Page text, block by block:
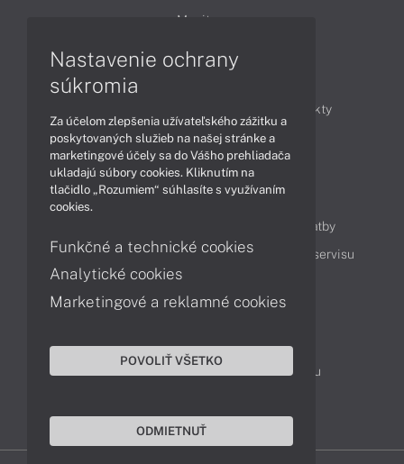
Monitory
Produkty
Technológie
Videá
Obsah
Možnosti doručenia a platby
Podpora a servis
Servisné služby Cenník servisu
Kontakty
043 4224 771
Obchodné oddelenie
Reklamácia tovaru
Nastavenie ochrany
súkromia
Za účelom zlepšenia užívateľského zážitku a
poskytovaných služieb na našej stránke a
marketingové účely sa do Vášho prehliadača
ukladajú súbory cookies. Kliknutím na
tlačidlo „Rozumiem“ súhlasíte s využívaním
cookies.
Funkčné a technické cookies
Analytické cookies
Marketingové a reklamné cookies
POVOLIŤ VŠETKO
ODMIETNUŤ